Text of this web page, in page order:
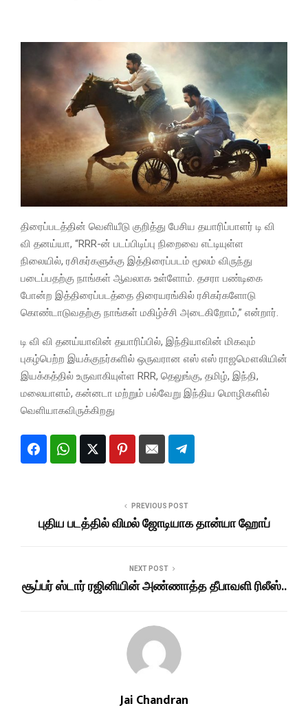
திரைப்படத்தின் வெளியீடு குறித்து பேசிய தயாரிப்பாளர் டி வி
வி தனய்யா, “RRR-ன் படப்பிடிப்பு நிறைவை எட்டியுள்ள
நிலையில், ரசிகர்களுக்கு இத்திரைப்படம் மூலம் விருந்து
படைப்பதற்கு நாங்கள் ஆவலாக உள்ளோம். தசரா பண்டிகை
போன்ற இத்திரைப்படத்தை திரையரங்கில் ரசிகர்களோடு
கொண்டாடுவதற்கு நாங்கள் மகிழ்ச்சி அடைகிறோம்,” என்றார்.
டி வி வி தனய்யாவின் தயாரிப்பில், இந்தியாவின் மிகவும்
புகழ்பெற்ற இயக்குநர்களில் ஒருவரான எஸ் எஸ் ராஜமௌலியின்
இயக்கத்தில் உருவாகியுள்ள RRR, தெலுங்கு, தமிழ், இந்தி,
மலையாளம், கன்னடா மற்றும் பல்வேறு இந்திய மொழிகளில்
வெளியாகவிருக்கிறது
PREVIOUS POST
புதிய படத்தில் விமல் ஜோடியாக தான்யா ஹோப்
NEXT POST
சூப்பர் ஸ்டார் ரஜினியின் அண்ணாத்த தீபாவளி ரிலீஸ்..
Jai Chandran